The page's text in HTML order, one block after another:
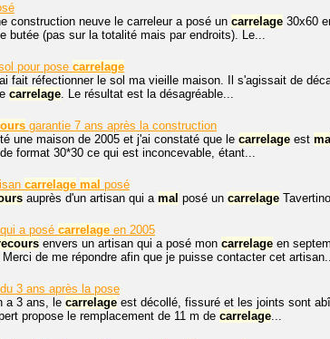
construction neuve le carreleur a posé un carrelage 30x60
butée (pas sur la totalité mais par endroits). Le...
pour pose carrelage
fait réfectionner le sol ma vieille maison. Il s'agissait de
carrelage. Le résultat est la désagréable...
garantie 7 ans après la construction
une maison de 2005 et j'ai constaté que le carrelage est
format 30*30 ce qui est inconcevable, étant...
carrelage mal posé
auprès d'un artisan qui a mal posé un carrelage
a posé carrelage en 2005
envers un artisan qui a posé mon carrelage en
de me répondre afin que je puisse contacter cet
3 ans après la pose
a 3 ans, le carrelage est décollé, fissuré et les joints sont
propose le remplacement de 11 m de carrelage...